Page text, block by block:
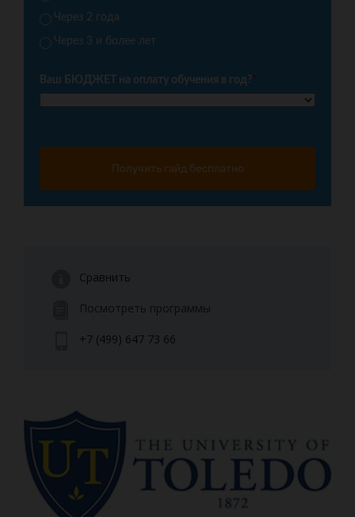
Через 2 года
Через 3 и более лет
Ваш БЮДЖЕТ на оплату обучения в год?*
Получить гайд бесплатно
Сравнить
Посмотреть программы
+7 (499) 647 73 66